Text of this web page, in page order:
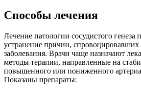
Способы лечения
Лечение патологии сосудистого генеза
устранение причин, спровоцировавших
заболевания. Врачи чаще назначают
методы терапии, направленные на
повышенного или пониженного
Показаны препараты: